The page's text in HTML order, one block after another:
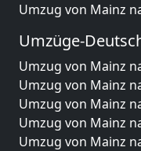
Umzug von Mainz
Umzüge-
Umzug von Mainz
Umzug von Mainz
Umzug von Mainz
Umzug von Mainz
Umzug von Mainz